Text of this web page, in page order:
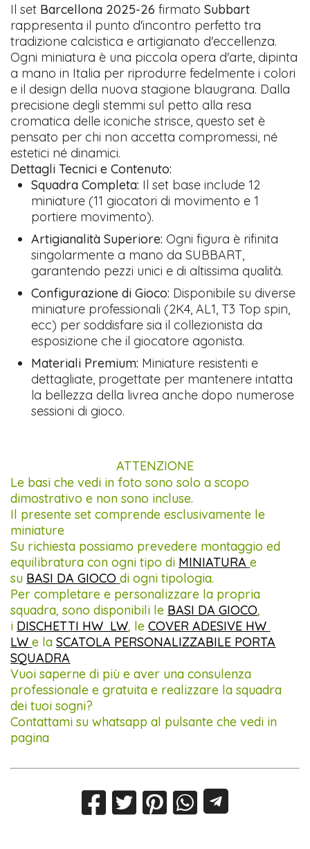
Il set Barcellona 2025-26 firmatoSubbart
rappresenta il punto d'incontro perfetto tra
tradizione calcistica e artigianato d'eccellenza.
Ogni miniatura è una piccola opera d'arte, dipinta
a mano in Italia per riprodurre fedelmente i colori
e il design della nuova stagione blaugrana. Dalla
precisione degli stemmi sul petto alla resa
cromatica delle iconiche strisce, questo set è
pensato per chi non accetta compromessi, né
estetici né dinamici.
Dettagli Tecnici e Contenuto:
Squadra Completa: Il set base include 12
miniature (11 giocatori di movimento e 1
portiere movimento).
Artigianalità Superiore: Ogni figura è rifinita
singolarmente a mano da SUBBART,
garantendo pezzi unici e di altissima qualità.
Configurazione di Gioco: Disponibile su diverse
miniature professionali (2K4, AL1, T3 Top spin,
ecc) per soddisfare sia il collezionista da
esposizione che il giocatore agonista.
Materiali Premium: Miniature resistenti e
dettagliate, progettate per mantenere intatta
la bellezza della livrea anche dopo numerose
sessioni di gioco.
ATTENZIONE
Le basi che vedi in foto sono solo a scopo
dimostrativo e non sono incluse.
Il presente set comprende esclusivamente le
miniature
Su richiesta possiamo prevedere montaggio ed
equilibratura con ogni tipo di MINIATURA e
su BASI DA GIOCO di ogni tipologia.
Per completare e personalizzare la propria
squadra, sono disponibili le BASI DA GIOCO,
i DISCHETTI HW LW, leCOVER ADESIVE HW
LW e laSCATOLA PERSONALIZZABILE PORTA
SQUADRA
Vuoi saperne di più e aver una consulenza
professionale e gratuita e realizzare la squadra
dei tuoi sogni?
Contattami su whatsapp al pulsante che vedi in
pagina